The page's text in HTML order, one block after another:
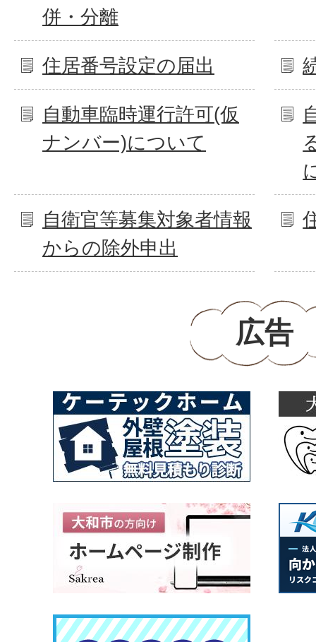
併・分離
住居番号設定の届出
自動車臨時運行許可(仮
ナンバー)について
自衛官等募集対象者情報
からの除外申出
広告